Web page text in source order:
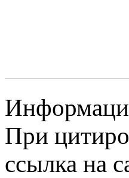
При
ссылка на